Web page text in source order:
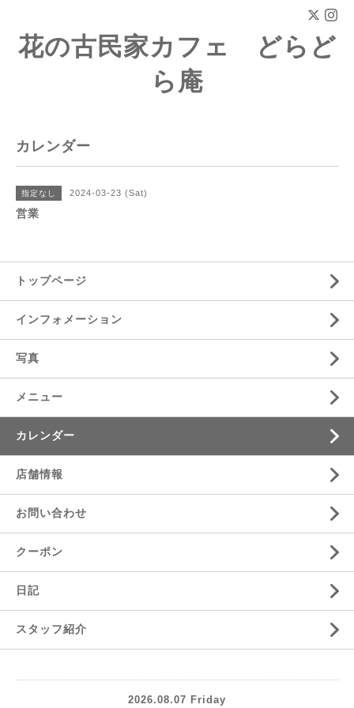
花の古民家カフェ どらど
ら庵
カレンダー
指定なし 2024-03-23 (Sat)
営業
トップページ
インフォメーション
写真
メニュー
カレンダー
店舗情報
お問い合わせ
クーポン
日記
スタッフ紹介
2026.08.07 Friday